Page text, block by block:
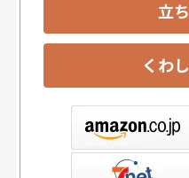
立
くわ
書店ウェブストア